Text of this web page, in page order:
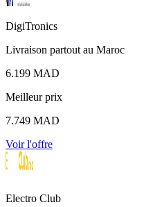
DigiTronics
Livraison partout au Maroc
6.199 MAD
Meilleur prix
7.749 MAD
Voir l'offre
Electro Club